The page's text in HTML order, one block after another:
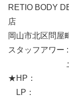
RETIO BODY
店
岡山市北区問屋
スタッフアワ
土日祝
★HP：
LP：